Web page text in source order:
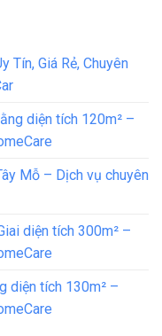
Tín, Giá Rẻ, Chuyên
diện tích 120m² –
Mỗ – Dịch vụ chuyên
diện tích 300m² –
diện tích 130m² –